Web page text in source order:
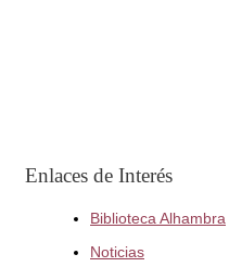
Enlaces de Interés
Biblioteca Alhambra
Noticias